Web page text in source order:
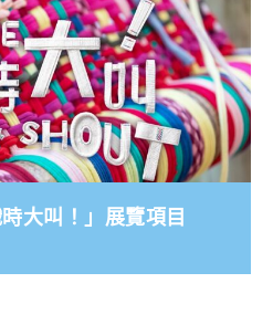
大叫！」展覽項目